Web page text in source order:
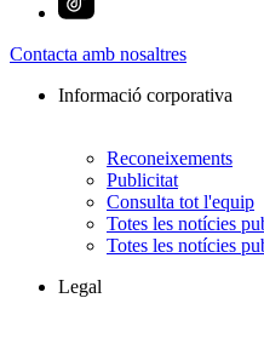
Contacta amb nosaltres
Informació corporativa
Reconeixements
Publicitat
Consulta tot l'equip
Totes les notícies
Totes les notícies
Legal